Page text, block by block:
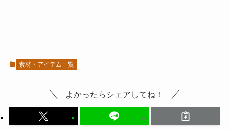
素材・アイテム一覧
よかったらシェアしてね！